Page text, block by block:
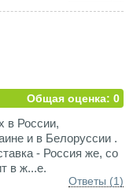
что
Общая оценка: 0
в России,
и в Белоруссии .
- Россия же, со
в ж...е.
Ответы (1)